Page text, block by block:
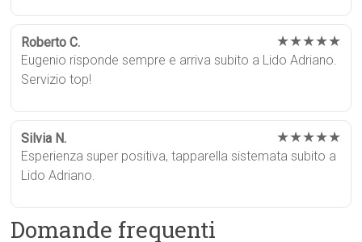
Roberto C. ★★★★★
Eugenio risponde sempre e arriva subito a Lido Adriano.
Servizio top!
Silvia N. ★★★★★
Esperienza super positiva, tapparella sistemata subito a
Lido Adriano.
Domande frequenti